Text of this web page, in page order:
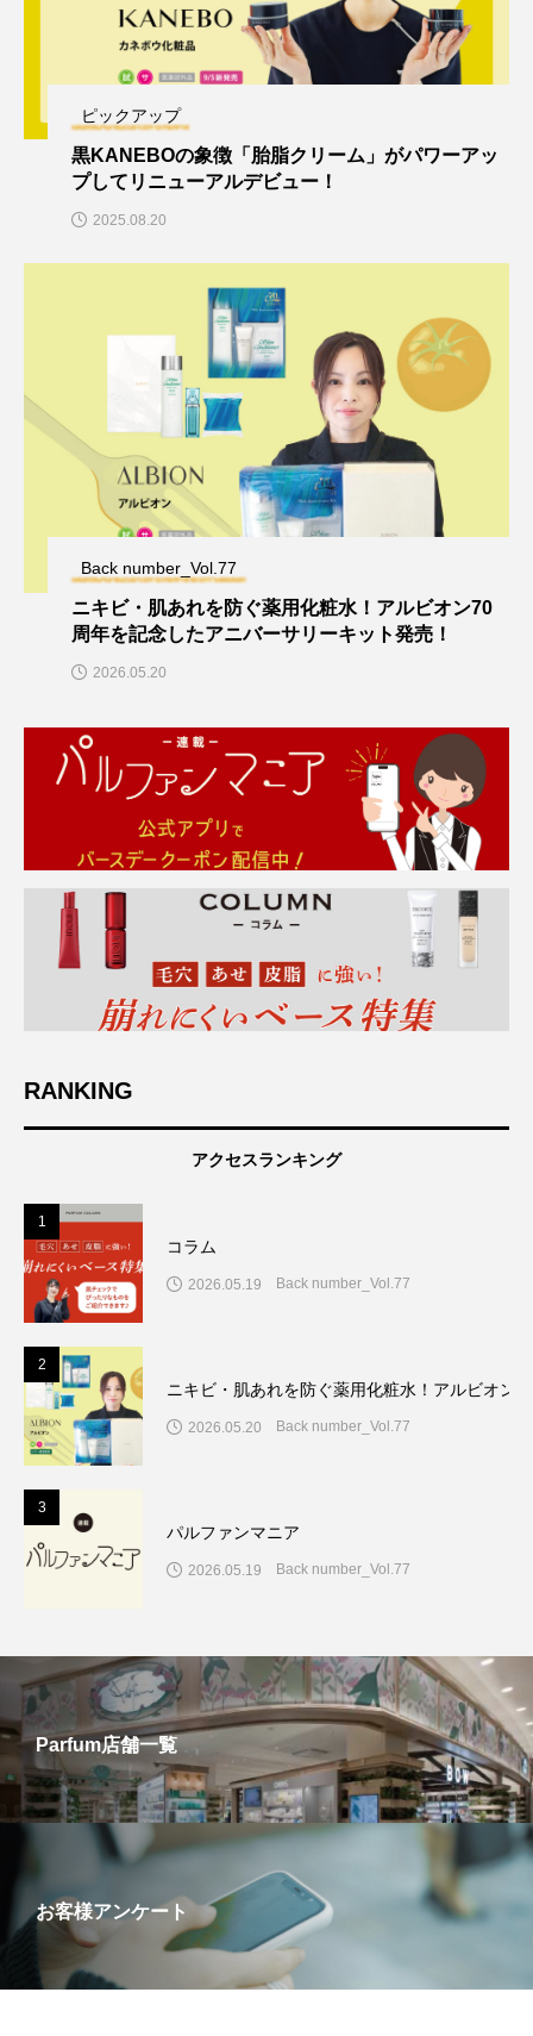
ピックアップ
黒KANEBOの象徴「胎脂クリーム」がパワーアッ
プしてリニューアルデビュー！
2025.08.20
Back number_Vol.77
ニキビ・肌あれを防ぐ薬用化粧水！アルビオン70
周年を記念したアニバーサリーキット発売！
2026.05.20
RANKING
アクセスランキング
1
コラム
2026.05.19 Back number_Vol.77
2
ニキビ・肌あれを防ぐ薬用化粧水！アルビオン
2026.05.20 Back number_Vol.77
3
パルファンマニア
2026.05.19 Back number_Vol.77
Parfum店舗一覧
お客様アンケート